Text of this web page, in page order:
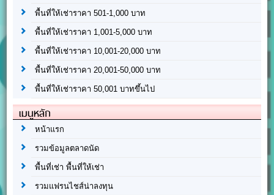
พื้นที่ให้เช่าราคา 501-1,000 บาท
พื้นที่ให้เช่าราคา 1,001-5,000 บาท
พื้นที่ให้เช่าราคา 10,001-20,000 บาท
พื้นที่ให้เช่าราคา 20,001-50,000 บาท
พื้นที่ให้เช่าราคา 50,001 บาทขึ้นไป
เมนูหลัก
หน้าแรก
รวมข้อมูลตลาดนัด
พื้นที่เช่า พื้นที่ให้เช่า
รวมแฟรนไชส์น่าลงทุน